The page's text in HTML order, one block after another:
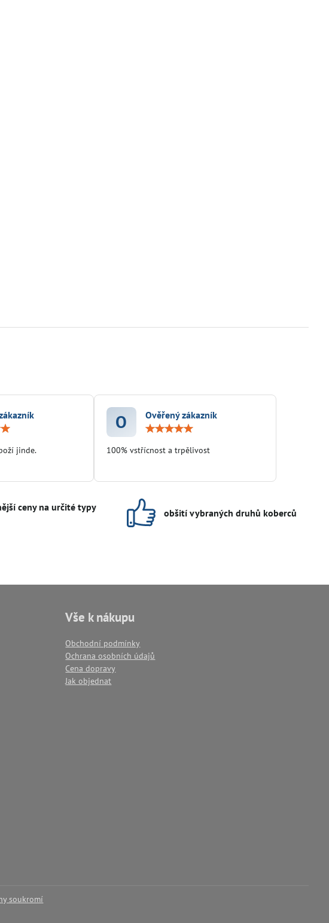
jinde.
O
Ověřený zákazník
100% vstřícnost a trpělivost
ceny na určité typy
obšití vybraných druhů koberců
Vše k nákupu
Obchodní podmínky
Ochrana osobních údajů
Cena dopravy
Jak objednat
soukromí